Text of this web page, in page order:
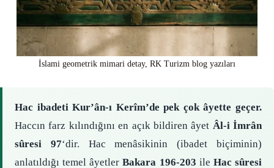
İslami geometrik mimari detay, RK Turizm blog yazıları
Hac ibadeti Kur’ân-ı Kerîm’de pek çok âyette geçer.
Haccın farz kılındığını en açık bildiren âyet Âl-i İmrân
sûresi 97‘dir. Hac menâsikinin (ibadet biçiminin)
anlatıldığı temel âyetlerBakara 196-203 ile Hac sûresi